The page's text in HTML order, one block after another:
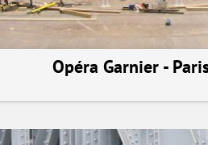
Opéra Garnier -